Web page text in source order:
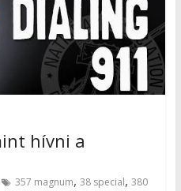
hívni a
357 magnum, 38 special, 380